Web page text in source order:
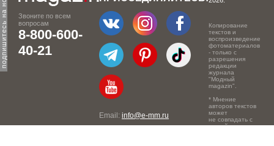
Звоните по всем
вопросам
8-800-600-
40-21
Email: info@e-mm.ru
Копирование
текстов и
воспроизведение
фотоматериалов
- только с
разрешения
редакции
журнала
"Модный
magazin".
* Мнение
авторов текстов
может
не совпадать с
точкой зрения